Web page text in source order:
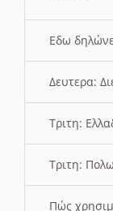
Εδω
Δευτερα:
Τριτη:
Τριτη:
Πώς